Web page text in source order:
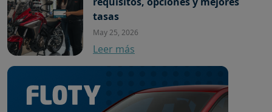
tasas
May 25, 2026
Leer más